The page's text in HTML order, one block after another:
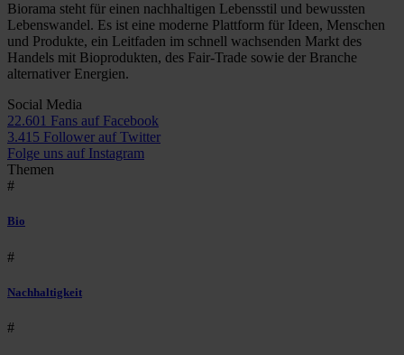
Biorama steht für einen nachhaltigen Lebensstil und bewussten
Lebenswandel. Es ist eine moderne Plattform für Ideen, Menschen
und Produkte, ein Leitfaden im schnell wachsenden Markt des
Handels mit Bioprodukten, des Fair-Trade sowie der Branche
alternativer Energien.
Social Media
22.601 Fans auf Facebook
3.415 Follower auf Twitter
Folge uns auf Instagram
Themen
#
Bio
#
Nachhaltigkeit
#